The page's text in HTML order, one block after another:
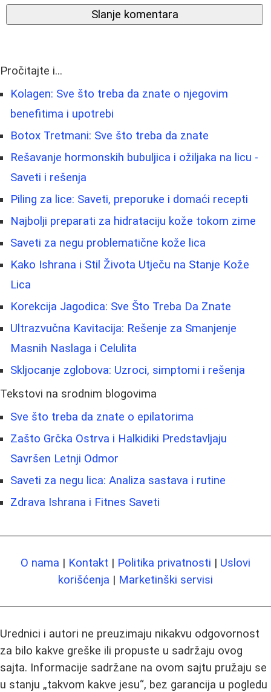
Slanje komentara
Pročitajte i...
Kolagen: Sve što treba da znate o njegovim
benefitima i upotrebi
Botox Tretmani: Sve što treba da znate
Rešavanje hormonskih bubuljica i ožiljaka na licu -
Saveti i rešenja
Piling za lice: Saveti, preporuke i domaći recepti
Najbolji preparati za hidrataciju kože tokom zime
Saveti za negu problematične kože lica
Kako Ishrana i Stil Života Utječu na Stanje Kože
Lica
Korekcija Jagodica: Sve Što Treba Da Znate
Ultrazvučna Kavitacija: Rešenje za Smanjenje
Masnih Naslaga i Celulita
Skljocanje zglobova: Uzroci, simptomi i rešenja
Tekstovi na srodnim blogovima
Sve što treba da znate o epilatorima
Zašto Grčka Ostrva i Halkidiki Predstavljaju
Savršen Letnji Odmor
Saveti za negu lica: Analiza sastava i rutine
Zdrava Ishrana i Fitnes Saveti
O nama | Kontakt | Politika privatnosti | Uslovi
korišćenja | Marketinški servisi
Urednici i autori ne preuzimaju nikakvu odgovornost
za bilo kakve greške ili propuste u sadržaju ovog
sajta. Informacije sadržane na ovom sajtu pružaju se
u stanju „takvom kakve jesu“, bez garancija u pogledu